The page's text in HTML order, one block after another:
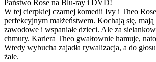
Państwo Rose na Blu-ray i DVD!
W tej cierpkiej czarnej komedii Ivy i Theo
perfekcyjnym małżeństwem. Kochają się,
zawodowe i wspaniałe dzieci. Ale za
chmury. Kariera Theo gwałtownie hamuje,
Wtedy wybucha zajadła rywalizacja, a do
żale.